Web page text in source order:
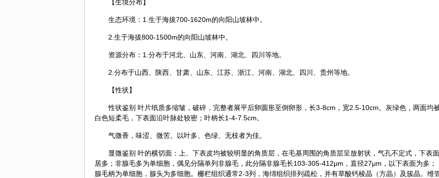
【生境分布】
生态环境：1.生于海拔700-1620m的向阳山坡林中。
2.生于海拔800-1500m的向阳山坡林中。
资源分布：1.分布于河北、山东、河南、湖北、四川等地。
2.分布于山西、陕西、甘肃、山东、江苏、浙江、河南、湖北、四川、贵州等地。
【性状】
性状鉴别 叶片纸质多缩皱，破碎，完整者展平后卵圆形至倒卵形，长3-8cm，宽2.5-10cm。灰绿色，两面均
白色短柔毛，下表面沿叶脉处较密；叶柄长1-4-7.5cm。
气微香，味涩、微苦。以叶多、色绿、无枝者为佳。
显微鉴别 叶的横切面：上、下表皮均被较明显的角质层，在毛基周围的角质层呈放射状，气孔不定式，下表面
居多；非腺毛多为单细胞，偶见分隔单列非腺毛，此分隔非腺毛长103-305-412μm，直径27μm，以下表面为多；
腺毛柄为单细胞，腺头为多细胞。栅栏组织通常2-3列，海绵组织排列疏松，并有草酸钙棱晶（方晶）及簇晶。维